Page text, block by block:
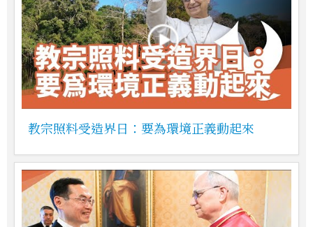
教宗照料受造界日：要為環境正義動起來